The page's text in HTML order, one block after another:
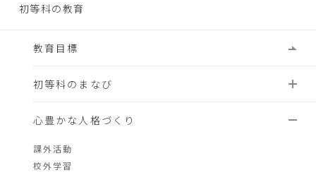
初等科の教育
教育目標
初等科のまなび
心豊かな人格づくり
課外活動
校外学習